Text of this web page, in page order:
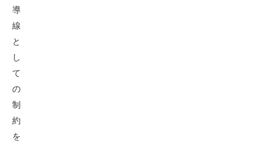
導
線
と
し
て
の
制
約
を